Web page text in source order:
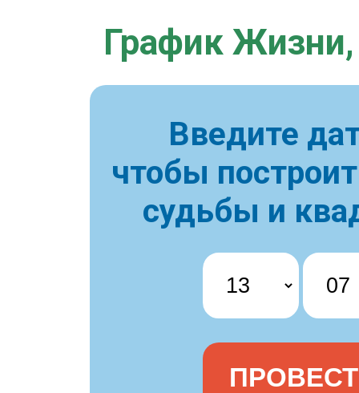
График Жизни,
Введите
чтобы
судьбы и